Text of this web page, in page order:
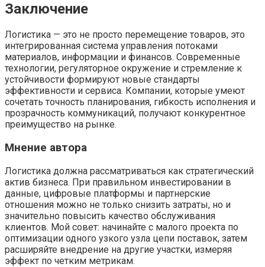
Заключение
Логистика — это не просто перемещение товаров, это
интегрированная система управления потоками
материалов, информации и финансов. Современные
технологии, регуляторное окружение и стремление к
устойчивости формируют новые стандарты
эффективности и сервиса. Компании, которые умеют
сочетать точность планирования, гибкость исполнения и
прозрачность коммуникаций, получают конкурентное
преимущество на рынке.
Мнение автора
Логистика должна рассматриваться как стратегический
актив бизнеса. При правильном инвестировании в
данные, цифровые платформы и партнерские
отношения можно не только снизить затраты, но и
значительно повысить качество обслуживания
клиентов. Мой совет: начинайте с малого проекта по
оптимизации одного узкого узла цепи поставок, затем
расширяйте внедрение на другие участки, измеряя
эффект по четким метрикам.